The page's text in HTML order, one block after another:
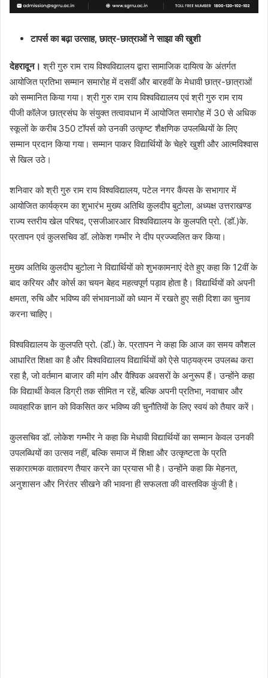
टापर्स का बढ़ा उत्साह, छात्र-छात्राओं ने साझा की खुशी
देहरादून। श्री गुरु राम राय विश्वविद्यालय द्वारा सामाजिक दायित्व के अंतर्गत
आयोजित प्रतिभा सम्मान समारोह में दसवीं और बारहवीं के मेधावी छात्र-छात्राओं
को सम्मानित किया गया। श्री गुरु राम राय विश्वविद्यालय एवं श्री गुरु राम राय
पीजी कॉलेज छात्रसंघ के संयुक्त तत्वावधान में आयोजित समारोह में 30 से अधिक
स्कूलों के करीब 350 टॉपर्स को उनकी उत्कृष्ट शैक्षणिक उपलब्धियों के लिए
सम्मान प्रदान किया गया। सम्मान पाकर विद्यार्थियों के चेहरे खुशी और आत्मविश्वास
से खिल उठे।
शनिवार को श्री गुरु राम राय विश्वविद्यालय, पटेल नगर कैंपस के सभागार में
आयोजित कार्यक्रम का शुभारंभ मुख्य अतिथि कुलदीप बुटोला, अध्यक्ष उत्तराखण्ड
राज्य स्तरीय खेल परिषद, एसजीआरआर विश्वविद्यालय के कुलपति प्रो. (डॉ.)के.
प्रतापन एवं कुलसचिव डॉ. लोकेश गम्भीर ने दीप प्रज्ज्वलित कर किया।
मुख्य अतिथि कुलदीप बुटोला ने विद्यार्थियों को शुभकामनाएं देते हुए कहा कि 12वीं के
बाद करियर और कोर्स का चयन बेहद महत्वपूर्ण पड़ाव होता है। विद्यार्थियों को अपनी
क्षमता, रुचि और भविष्य की संभावनाओं को ध्यान में रखते हुए सही दिशा का चुनाव
करना चाहिए।
विश्वविद्यालय के कुलपति प्रो. (डॉ.) के. प्रतापन ने कहा कि आज का समय कौशल
आधारित शिक्षा का है और विश्वविद्यालय विद्यार्थियों को ऐसे पाठ्यक्रम उपलब्ध करा
रहा है, जो वर्तमान बाजार की मांग और वैश्विक अवसरों के अनुरूप हैं। उन्होंने कहा
कि विद्यार्थी केवल डिग्री तक सीमित न रहें, बल्कि अपनी प्रतिभा, नवाचार और
व्यावहारिक ज्ञान को विकसित कर भविष्य की चुनौतियों के लिए स्वयं को तैयार करें।
कुलसचिव डॉ. लोकेश गम्भीर ने कहा कि मेधावी विद्यार्थियों का सम्मान केवल उनकी
उपलब्धियों का उत्सव नहीं, बल्कि समाज में शिक्षा और उत्कृष्टता के प्रति
सकारात्मक वातावरण तैयार करने का प्रयास भी है। उन्होंने कहा कि मेहनत,
अनुशासन और निरंतर सीखने की भावना ही सफलता की वास्तविक कुंजी है।